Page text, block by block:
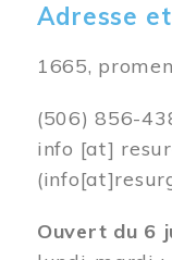
Adresse
1665,
(506) 856-
info [at]
Ouvert du 6